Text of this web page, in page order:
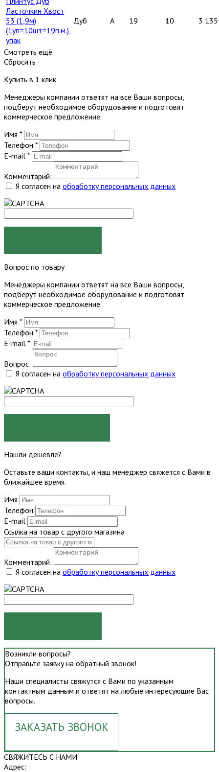
Ласточкин Хвост
53 (1,9м)
(1уп=10шт=19п.м.),
упак
Дуб A 19 10 3 135
Смотреть ещё
Сбросить
Купить в 1 клик
Менеджеры компании ответят на все Ваши вопросы,
подберут необходимое оборудование и подготовят
коммерческое предложение.
Имя *
Телефон *
E-mail *
Комментарий:
Я согласен на обработку персональных данных
Вопрос по товару
Менеджеры компании ответят на все Ваши вопросы,
подберут необходимое оборудование и подготовят
коммерческое предложение.
Имя *
Телефон *
E-mail *
Вопрос:
Я согласен на обработку персональных данных
Нашли дешевле?
Оставьте ваши контакты, и наш менеджер свяжется с Вами в
ближайшее время.
Имя
Телефон
E-mail
Ссылка на товар с другого магазина
Комментарий:
Я согласен на обработку персональных данных
Возникли вопросы?
Отправьте заявку на обратный звонок!
Наши специалисты свяжутся с Вами по указанным
контактным данным и ответят на любые интересующие Вас
вопросы.
ЗАКАЗАТЬ ЗВОНОК
СВЯЖИТЕСЬ С НАМИ
Адрес: